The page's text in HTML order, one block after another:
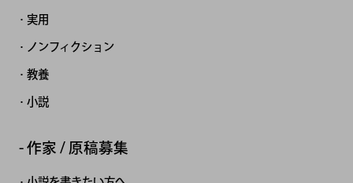
実用
ノンフィクション
教養
小説
作家 / 原稿募集